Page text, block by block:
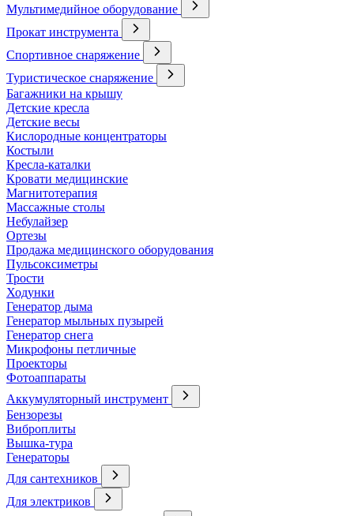
Мультимедийное оборудование
Прокат инструмента
Спортивное снаряжение
Туристическое снаряжение
Багажники на крышу
Детские кресла
Детские весы
Кислородные концентраторы
Костыли
Кресла-каталки
Кровати медицинские
Магнитотерапия
Массажные столы
Небулайзер
Ортезы
Продажа медицинского оборудования
Пульсоксиметры
Трости
Ходунки
Генератор дыма
Генератор мыльных пузырей
Генератор снега
Микрофоны петличные
Проекторы
Фотоаппараты
Аккумуляторный инструмент
Бензорезы
Виброплиты
Вышка-тура
Генераторы
Для сантехников
Для электриков